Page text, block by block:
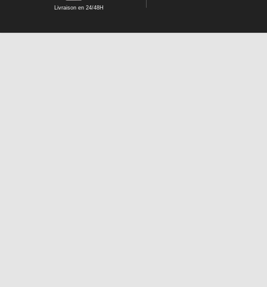
Livraison en 24/48H